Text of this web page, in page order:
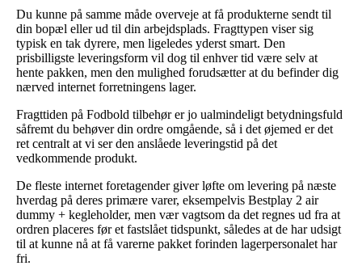
Du kunne på samme måde overveje at få produkterne sendt til
din bopæl eller ud til din arbejdsplads. Fragttypen viser sig
typisk en tak dyrere, men ligeledes yderst smart. Den
prisbilligste leveringsform vil dog til enhver tid være selv at
hente pakken, men den mulighed forudsætter at du befinder dig
nærved internet forretningens lager.
Fragttiden på Fodbold tilbehør er jo ualmindeligt betydningsfuld
såfremt du behøver din ordre omgående, så i det øjemed er det
ret centralt at vi ser den anslåede leveringstid på det
vedkommende produkt.
De fleste internet foretagender giver løfte om levering på næste
hverdag på deres primære varer, eksempelvis Bestplay 2 air
dummy + kegleholder, men vær vagtsom da det regnes ud fra at
ordren placeres før et fastslået tidspunkt, således at de har udsigt
til at kunne nå at få varerne pakket forinden lagerpersonalet har
fri.